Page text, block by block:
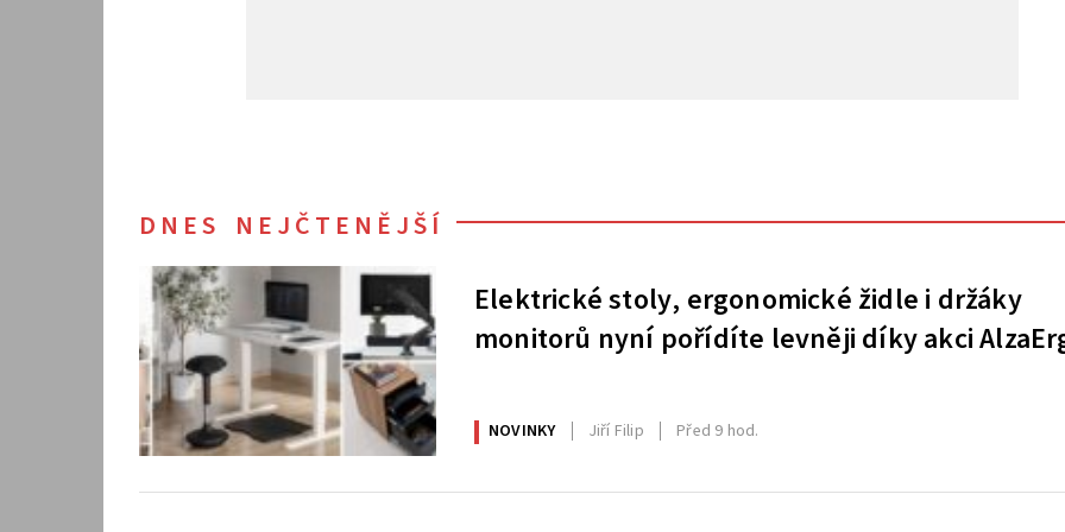
DNES NEJČTENĚJŠÍ
Elektrické stoly, ergonomické židle i držáky
monitorů nyní pořídíte levněji díky akci
NOVINKY Jiří Filip Před 9 hod.